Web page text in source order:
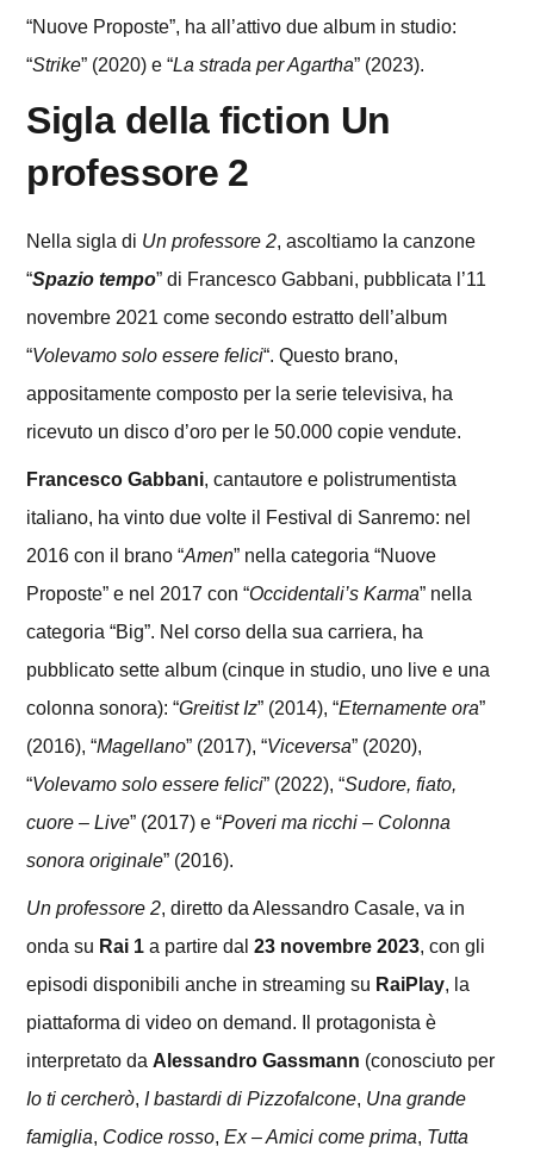
“Nuove Proposte”, ha all’attivo due album in studio:
“Strike” (2020) e “La strada per Agartha” (2023).
Sigla della fiction Un
professore 2
Nella sigla di Un professore 2, ascoltiamo la canzone
“Spazio tempo” di Francesco Gabbani, pubblicata l’11
novembre 2021 come secondo estratto dell’album
“Volevamo solo essere felici“. Questo brano,
appositamente composto per la serie televisiva, ha
ricevuto un disco d’oro per le 50.000 copie vendute.
Francesco Gabbani, cantautore e polistrumentista
italiano, ha vinto due volte il Festival di Sanremo: nel
2016 con il brano “Amen” nella categoria “Nuove
Proposte” e nel 2017 con “Occidentali’s Karma” nella
categoria “Big”. Nel corso della sua carriera, ha
pubblicato sette album (cinque in studio, uno live e una
colonna sonora): “Greitist Iz” (2014), “Eternamente ora”
(2016), “Magellano” (2017), “Viceversa” (2020),
“Volevamo solo essere felici” (2022), “Sudore, fiato,
cuore – Live” (2017) e “Poveri ma ricchi – Colonna
sonora originale” (2016).
Un professore 2, diretto da Alessandro Casale, va in
onda su Rai 1 a partire dal23 novembre 2023, con gli
episodi disponibili anche in streaming su RaiPlay, la
piattaforma di video on demand. Il protagonista è
interpretato da Alessandro Gassmann (conosciuto per
Io ti cercherò, I bastardi di Pizzofalcone, Una grande
famiglia, Codice rosso,Ex – Amici come prima, Tutta